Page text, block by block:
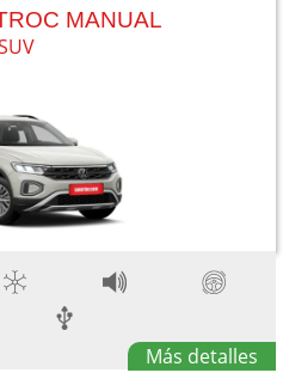
MANUAL
Más detalles